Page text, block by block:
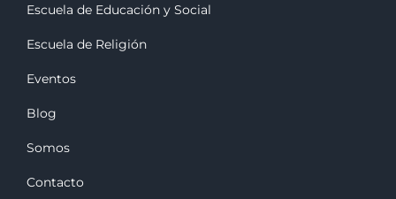
Escuela de Educación y Social
Escuela de Religión
Eventos
Blog
Somos
Contacto